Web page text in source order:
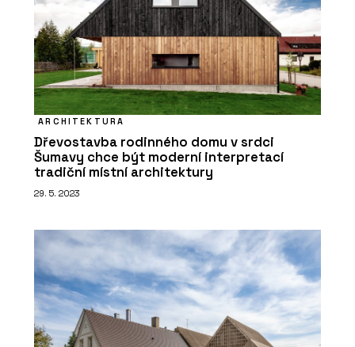
Program Artlantis RT²
zdroje
ARCHITEKTURA
Dřevostavba rodinného domu v srdci
Šumavy chce být moderní interpretací
tradiční místní architektury
29. 5. 2023